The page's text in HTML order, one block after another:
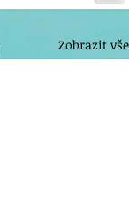
Zobrazit vše